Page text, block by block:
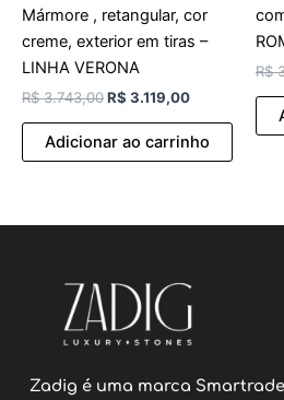
Mármore , retangular, cor
creme, exterior em tiras –
LINHA VERONA
R$3.743,00R$ 3.119,00
Adicionar ao carrinho
R$
Zadig é uma marca